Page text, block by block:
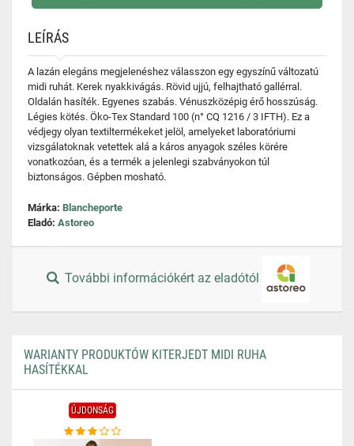
LEÍRÁS
A lazán elegáns megjelenéshez válasszon egy egyszínű változatú
midi ruhát. Kerek nyakkivágás. Rövid ujjú, felhajtható gallérral.
Oldalán hasíték. Egyenes szabás. Vénuszközépig érő hosszúság.
Légies kötés. Öko-Tex Standard 100 (n° CQ 1216 / 3 IFTH). Ez a
védjegy olyan textiltermékeket jelöl, amelyeket laboratóriumi
vizsgálatoknak vetettek alá a káros anyagok széles körére
vonatkozóan, és a termék a jelenlegi szabványokon túl
biztonságos. Gépben mosható.
Márka: Blancheporte
Eladó: Astoreo
További információkért az eladótól
WARIANTY PRODUKTÓW KITERJEDT MIDI RUHA
HASÍTÉKKAL
ÚJDONSÁG